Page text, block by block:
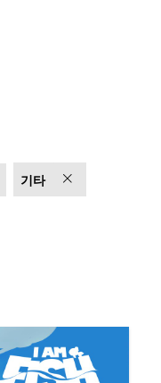
기타